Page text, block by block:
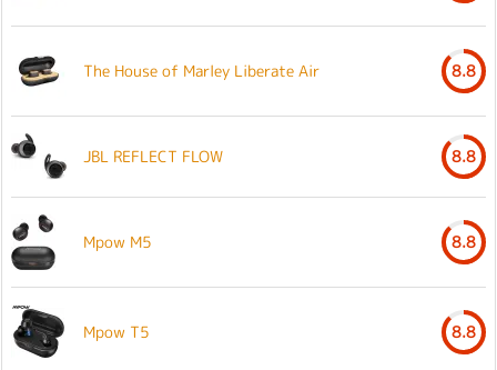
The House of Marley Liberate Air 8.8
JBL REFLECT FLOW 8.8
Mpow M5 8.8
Mpow T5 8.8